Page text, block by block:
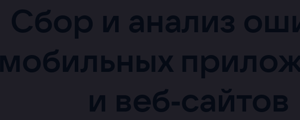
Сбор и анализ
мобильных
и веб‑сайтов